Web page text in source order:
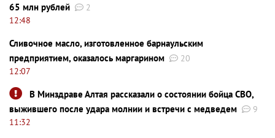
65 млн рублей
2
12:48
Сливочное масло, изготовленное барнаульским
предприятием, оказалось маргарином
20
12:07
В Минздраве Алтая рассказали о состоянии бойца СВО,
выжившего после удара молнии и встречи с медведем
9
11:32